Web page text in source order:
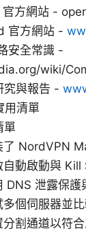
官方網站 -
官方網站 -
安全常識 -
wiki/
究與報告 -
用清單
單
了 NordVPN
自動啟動與 Kill
DNS 泄露保護
多個伺服器並
分割通道以符